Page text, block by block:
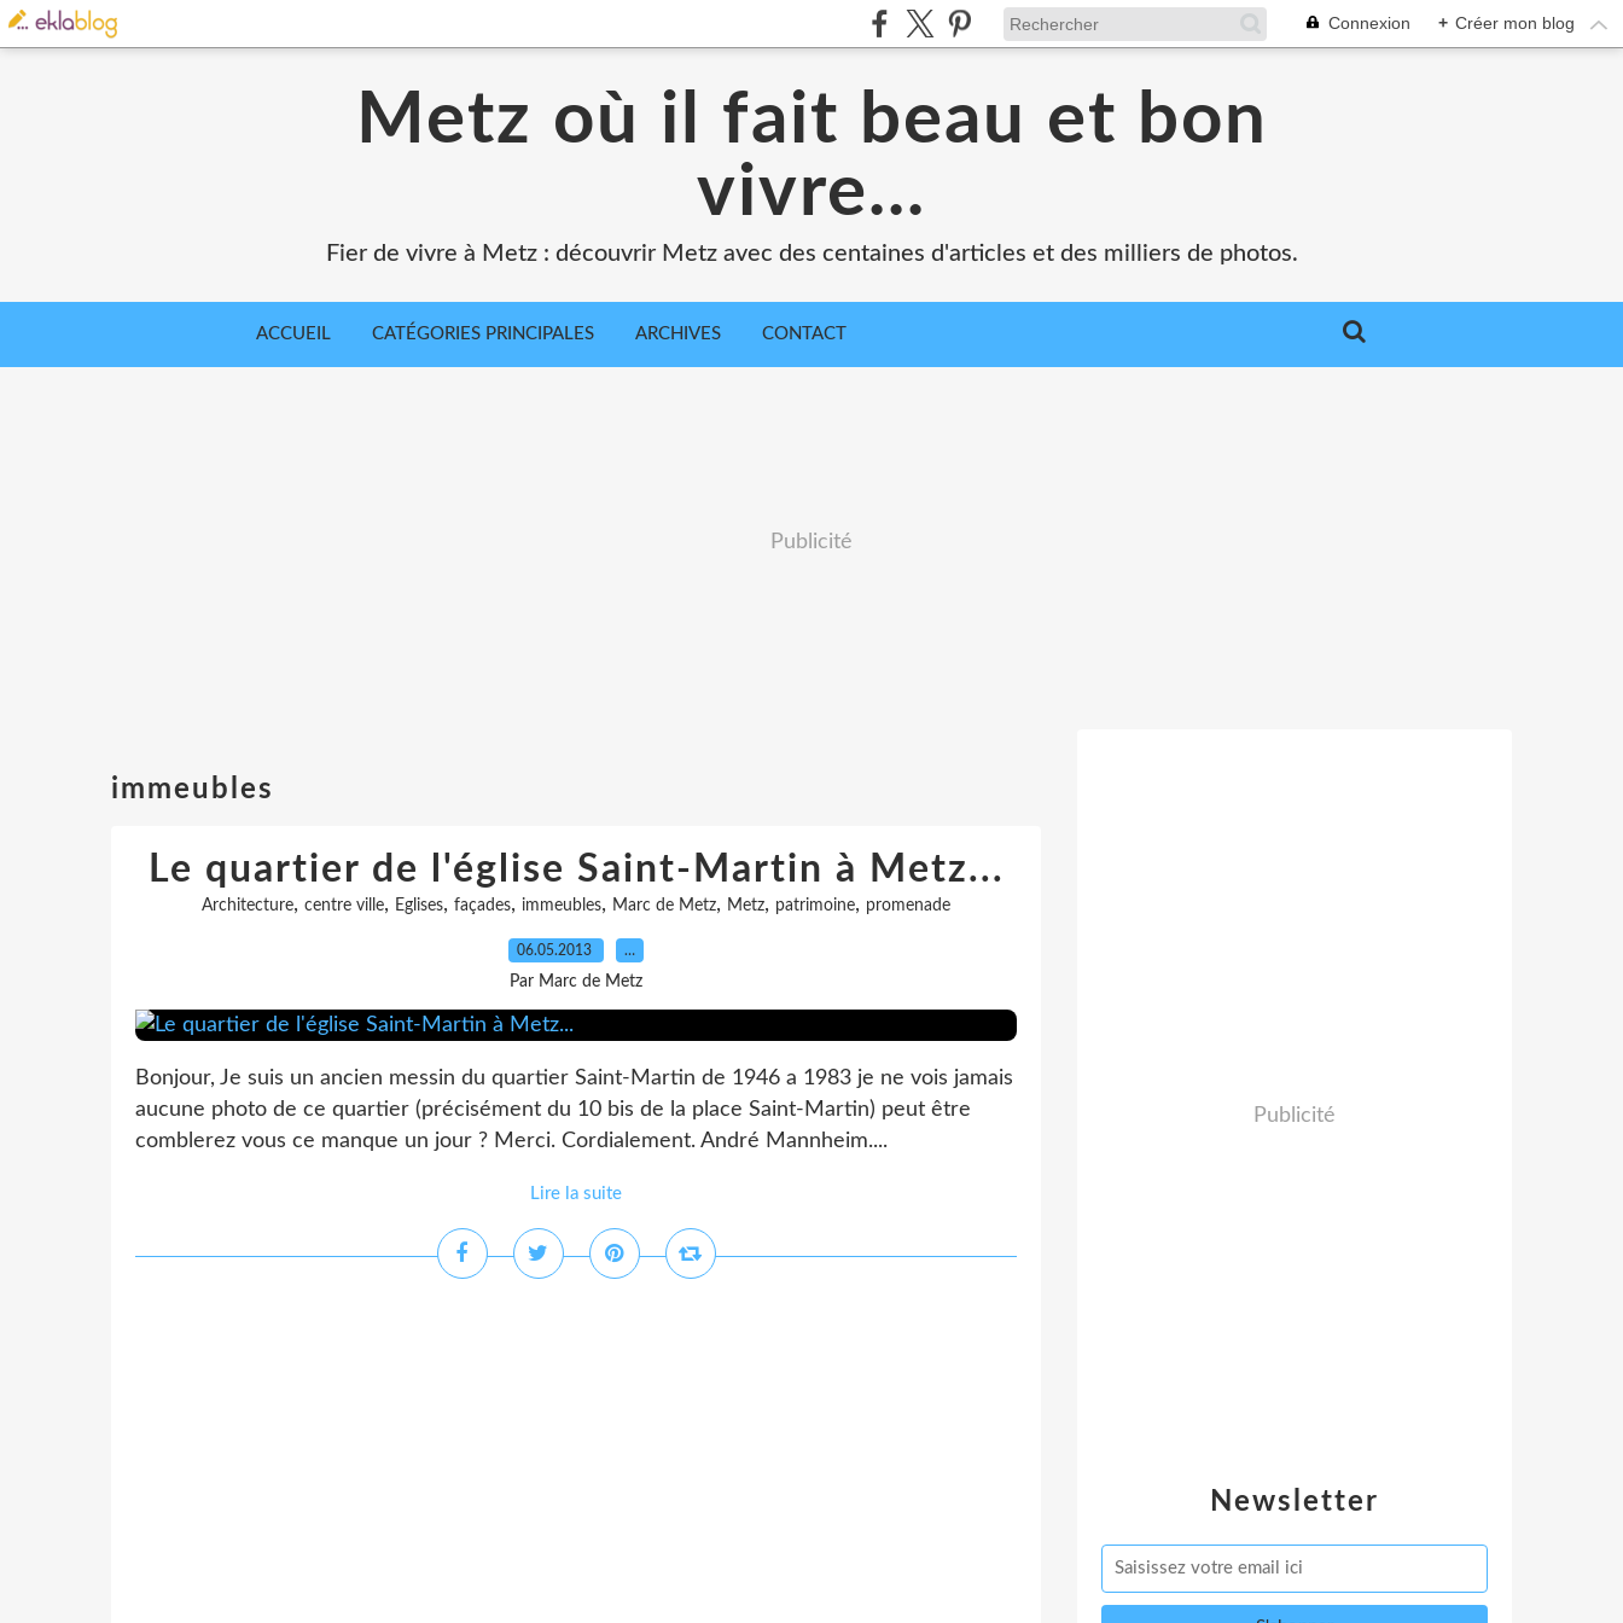
Connexion + Créer mon blog
Metz où il fait beau et bon
vivre...
Fier de vivre à Metz : découvrir Metz avec des centaines d'articles et des milliers de photos.
ACCUEIL CATÉGORIES PRINCIPALES ARCHIVES CONTACT
Publicité
immeubles
Le quartier de l'église Saint-Martin à Metz...
Architecture, centre ville, Eglises, façades, immeubles, Marc de Metz, Metz, patrimoine, promenade
06.05.2013 …
Par Marc de Metz
Bonjour, Je suis un ancien messin du quartier Saint-Martin de 1946 a 1983 je ne vois jamais
aucune photo de ce quartier (précisément du 10 bis de la place Saint-Martin) peut être
comblerez vous ce manque un jour ? Merci. Cordialement. André Mannheim....
Lire la suite
Newsletter
Publicité